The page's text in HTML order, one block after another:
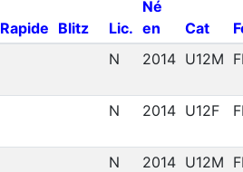
Rapide Blitz Lic.
Né
en
Cat
N 2014 U12M
N 2014 U12F
N 2014 U12M